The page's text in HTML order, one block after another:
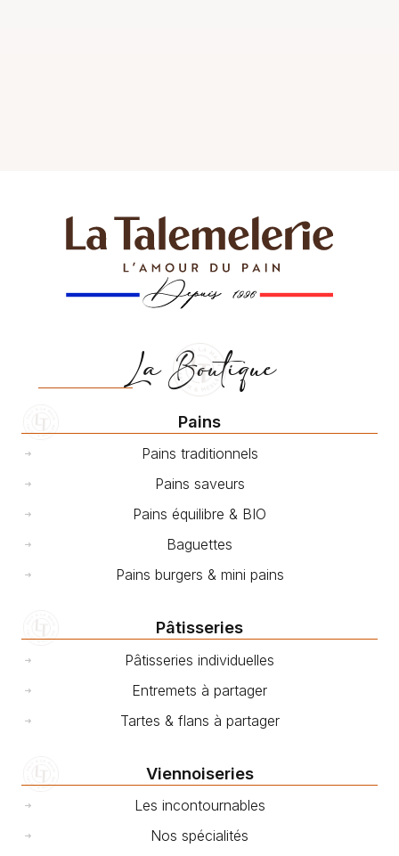
La Boutique
Pains
Pains traditionnels
Pains saveurs
Pains équilibre & BIO
Baguettes
Pains burgers & mini pains
Pâtisseries
Pâtisseries individuelles
Entremets à partager
Tartes & flans à partager
Viennoiseries
Les incontournables
Nos spécialités